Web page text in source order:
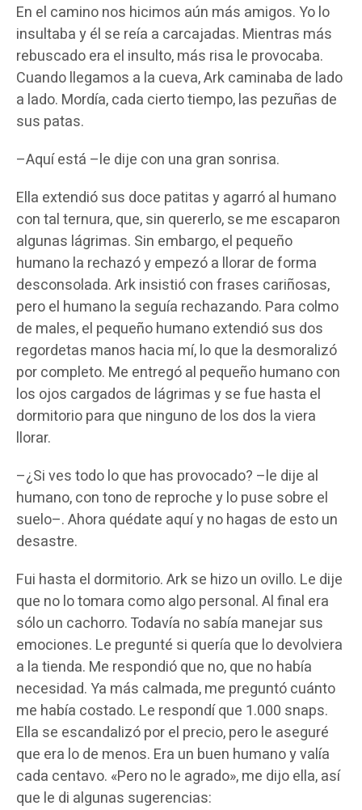
En el camino nos hicimos aún más amigos. Yo lo
insultaba y él se reía a carcajadas. Mientras más
rebuscado era el insulto, más risa le provocaba.
Cuando llegamos a la cueva, Ark caminaba de lado
a lado. Mordía, cada cierto tiempo, las pezuñas de
sus patas.
–Aquí está –le dije con una gran sonrisa.
Ella extendió sus doce patitas y agarró al humano
con tal ternura, que, sin quererlo, se me escaparon
algunas lágrimas. Sin embargo, el pequeño
humano la rechazó y empezó a llorar de forma
desconsolada. Ark insistió con frases cariñosas,
pero el humano la seguía rechazando. Para colmo
de males, el pequeño humano extendió sus dos
regordetas manos hacia mí, lo que la desmoralizó
por completo. Me entregó al pequeño humano con
los ojos cargados de lágrimas y se fue hasta el
dormitorio para que ninguno de los dos la viera
llorar.
–¿Si ves todo lo que has provocado? –le dije al
humano, con tono de reproche y lo puse sobre el
suelo–. Ahora quédate aquí y no hagas de esto un
desastre.
Fui hasta el dormitorio. Ark se hizo un ovillo. Le dije
que no lo tomara como algo personal. Al final era
sólo un cachorro. Todavía no sabía manejar sus
emociones. Le pregunté si quería que lo devolviera
a la tienda. Me respondió que no, que no había
necesidad. Ya más calmada, me preguntó cuánto
me había costado. Le respondí que 1.000 snaps.
Ella se escandalizó por el precio, pero le aseguré
que era lo de menos. Era un buen humano y valía
cada centavo. «Pero no le agrado», me dijo ella, así
que le di algunas sugerencias: